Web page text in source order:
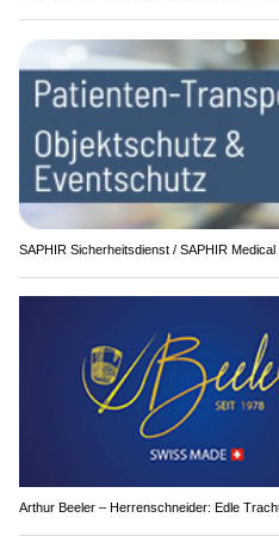
SAPHIR Sicherheitsdienst / SAPHIR
Arthur Beeler – Herrenschneider: Edle